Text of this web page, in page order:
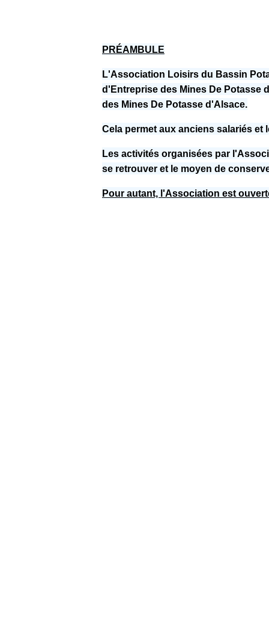
PRÉAMBULE
L'Association Loisirs du Bassin
d'Entreprise des Mines De Potasse
des Mines De Potasse d'Alsace.
Cela permet aux anciens salariés
Les activités organisées par
se retrouver et le moyen de
Pour autant, l'Association est